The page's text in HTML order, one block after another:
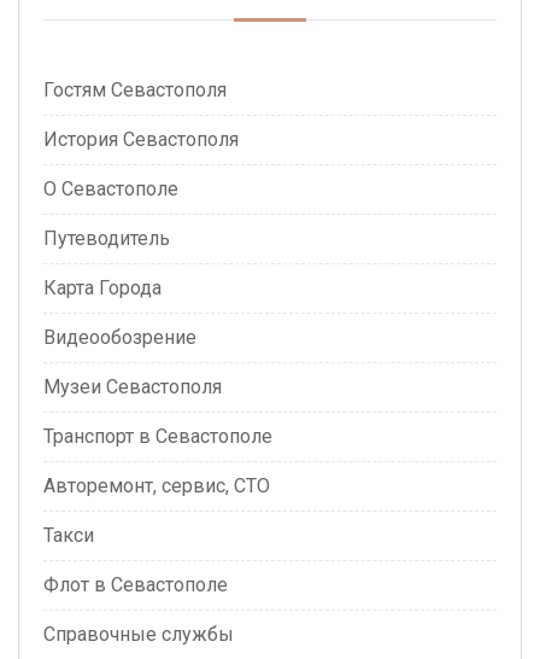
Гостям Севастополя
История Севастополя
О Севастополе
Путеводитель
Карта Города
Видеообозрение
Музеи Севастополя
Транспорт в Севастополе
Авторемонт, сервис, СТО
Такси
Флот в Севастополе
Справочные службы